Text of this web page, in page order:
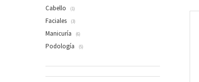
Cabello (1)
Faciales (3)
Manicuría (6)
Podología (5)